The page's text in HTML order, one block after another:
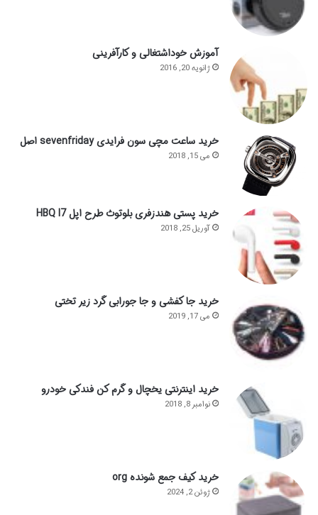
آموزش خوداشتغالی و کارآفرینی
ژانویه 20, 2016
خرید ساعت مچی سون فرایدی sevenfriday اصل
می 15, 2018
خرید پستی هندزفری بلوتوث طرح اپل HBQ I7
آوریل 25, 2018
خرید جا کفشی و جا جورابی گرد زیر تختی
می 17, 2019
خرید اینترنتی یخچال و گرم کن فندکی خودرو
نوامبر 8, 2018
خرید کیف جمع شونده org
ژوئن 2, 2024